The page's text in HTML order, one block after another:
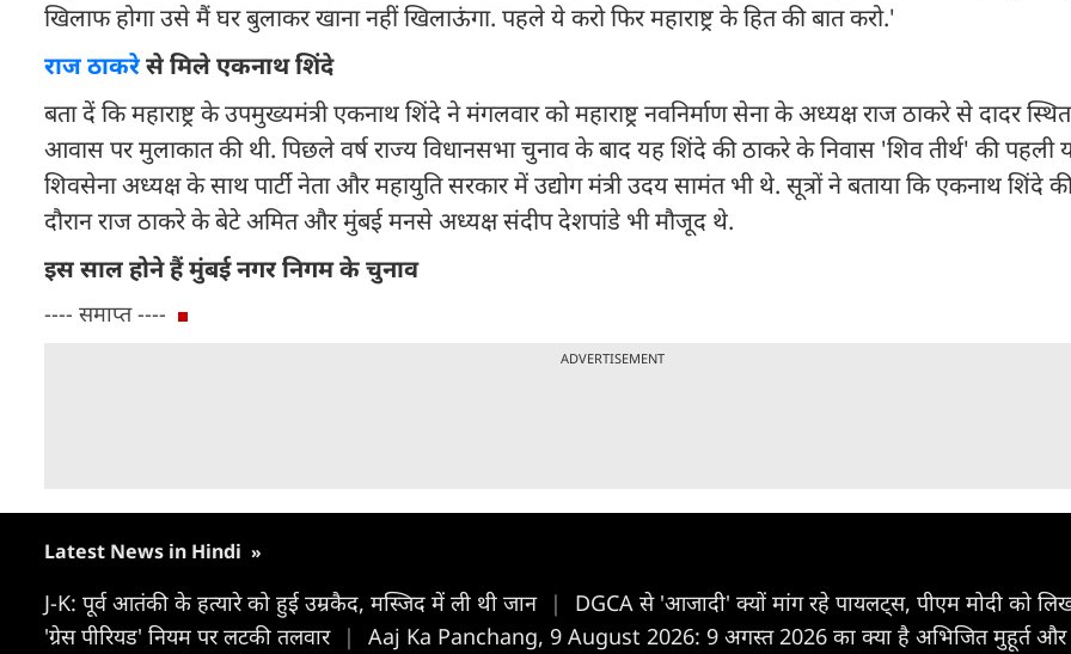
खिलाफ होगा उसे मैं घर बुलाकर खाना नहीं खिलाऊंगा. पहले ये करो फिर महाराष्ट्र के हित की बात करो.'
राज ठाकरेसे मिले एकनाथ शिंदे
बता दें कि महाराष्ट्र के उपमुख्यमंत्री एकनाथ शिंदे ने मंगलवार को महाराष्ट्र नवनिर्माण सेना के अध्यक्ष राज ठाकरे से दादर
आवास पर मुलाकात की थी. पिछले वर्ष राज्य विधानसभा चुनाव के बाद यह शिंदे की ठाकरे के निवास 'शिव तीर्थ' की पहली
शिवसेना अध्यक्ष के साथ पार्टी नेता और महायुति सरकार में उद्योग मंत्री उदय सामंत भी थे. सूत्रों ने बताया कि एकनाथ शिंदे
दौरान राज ठाकरे के बेटे अमित और मुंबई मनसे अध्यक्ष संदीप देशपांडे भी मौजूद थे.
इस साल होने हैं मुंबई नगर निगम के चुनाव
---- समाप्त ----
ADVERTISEMENT
Latest News in Hindi »
J-K: पूर्व आतंकी के हत्यारे को हुई उम्रकैद, मस्जिद में ली थी जान | DGCA से 'आजादी' क्यों मांग रहे पायलट्स, पीएम मोदी को
'ग्रेस पीरियड' नियम पर लटकी तलवार | Aaj Ka Panchang, 9 August 2026: 9 अगस्त 2026 का क्या है अभिजित मुहूर्त